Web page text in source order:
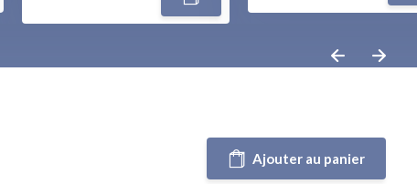
Ajouter au panier